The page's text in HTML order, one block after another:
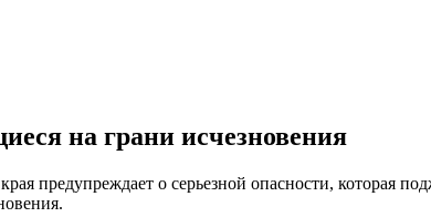
на грани исчезновения
предупреждает о серьезной опасности, которая